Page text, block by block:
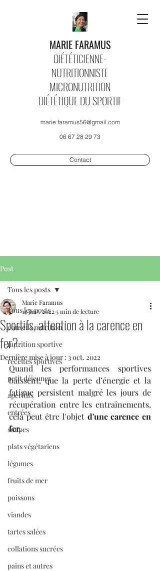
MARIE FARAMUS
DIÉTÉTICIENNE-
NUTRITIONNISTE
MICRONUTRITION
DIÉTÉTIQUE DU SPORTIF
marie.faramus56@gmail.com
06 67 28 29 73
Contact
Post
Tous les posts
conseils nutrition
nutrition sportive
recettes sportives
petit déjeuner
apéritifs
entrées
soupes
plats végétariens
légumes
fruits de mer
poissons
viandes
tartes salées
collations sucrées
pains et autres
Tous les posts
Sportifs, attention à la carence en
fer?
Marie Faramus
14 janv. 2022 5 min de lecture
Dernière mise à jour : 3 oct. 2022
Quand les performances sportives
baissent, que la perte d’énergie et la
fatigue persistent malgré les jours de
récupération entre les entraînements,
cela peut être l'objet d'une carence en
fer.